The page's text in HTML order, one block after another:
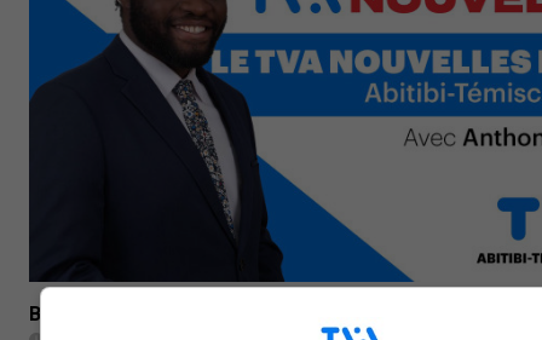
Bulletin de nouvelles du 29 mai 2024